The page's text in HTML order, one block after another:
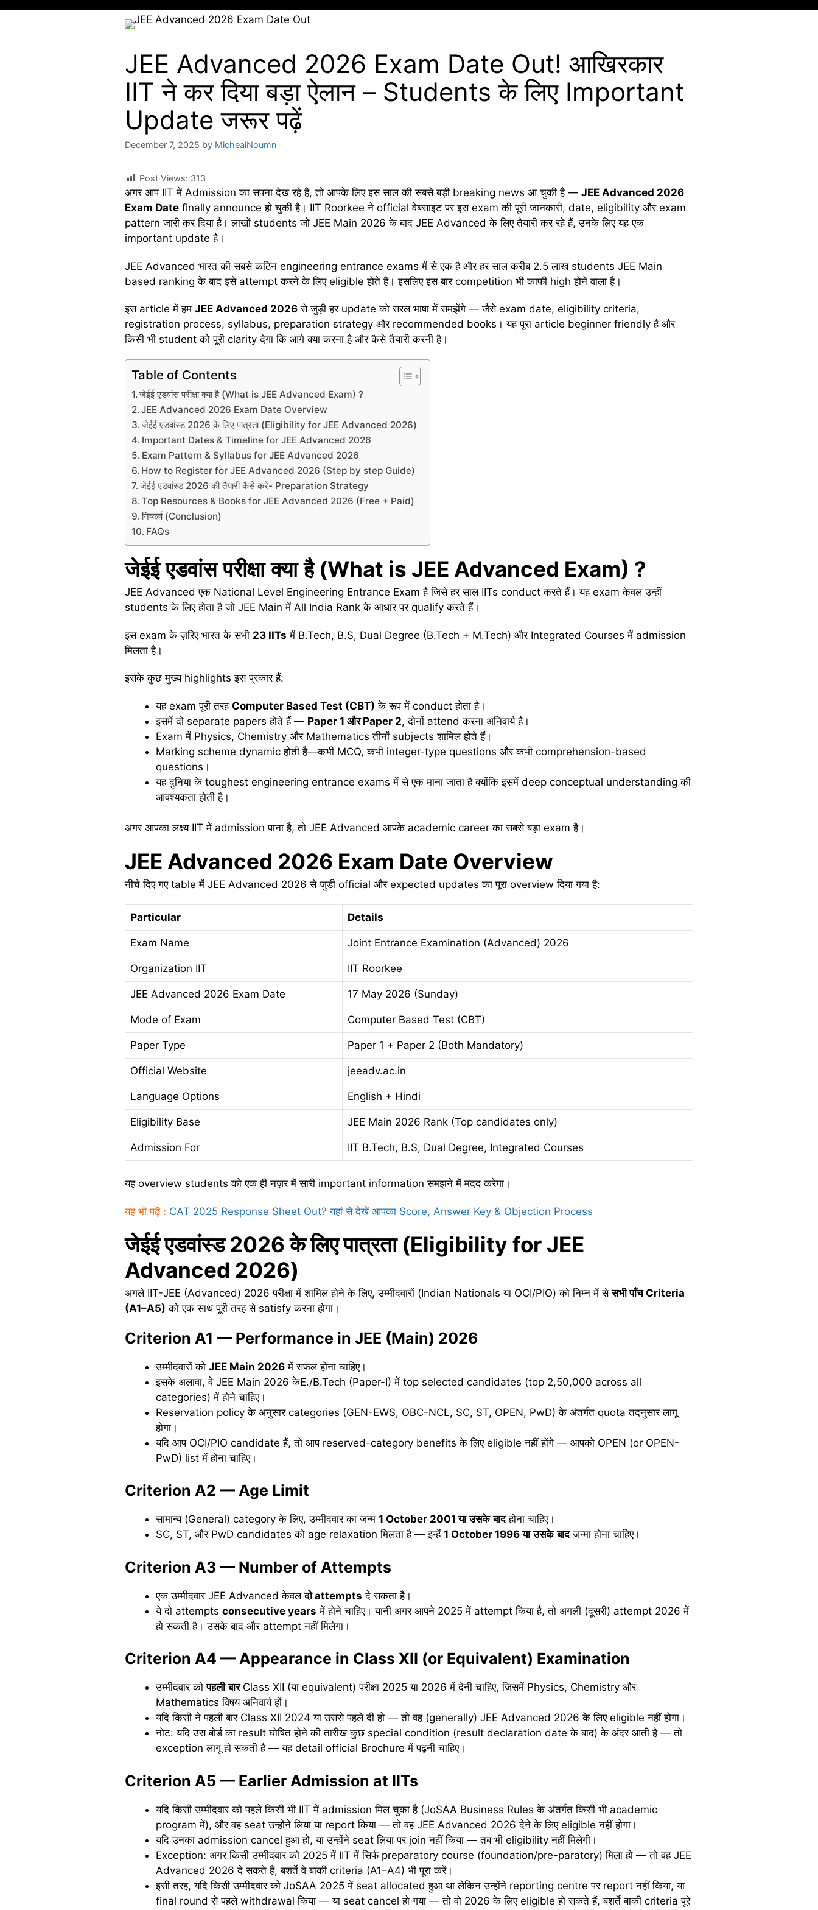
JEE Advanced 2026 Exam Date Out! आखिरकार
IIT ने कर दिया बड़ा ऐलान – Students के लिए Important
Update जरूर पढ़ें
December 7, 2025 by MichealNoumn
Post Views: 313
अगर आप IIT में Admission का सपना देख रहे हैं, तो आपके लिए इस साल की सबसे बड़ी breaking news आ चुकी है — JEE Advanced 2026
Exam Date finally announce हो चुकी है। IIT Roorkee ने official वेबसाइट पर इस exam की पूरी जानकारी, date, eligibility और exam
pattern जारी कर दिया है। लाखों students जो JEE Main 2026 के बाद JEE Advanced के लिए तैयारी कर रहे हैं, उनके लिए यह एक
important update है।
JEE Advanced भारत की सबसे कठिन engineering entrance exams में से एक है और हर साल करीब 2.5 लाख students JEE Main
based ranking के बाद इसे attempt करने के लिए eligible होते हैं। इसलिए इस बार competition भी काफी high होने वाला है।
इस article में हम JEE Advanced 2026 से जुड़ी हर update को सरल भाषा में समझेंगे — जैसे exam date, eligibility criteria,
registration process, syllabus, preparation strategy और recommended books। यह पूरा article beginner friendly है और
किसी भी student को पूरी clarity देगा कि आगे क्या करना है और कैसे तैयारी करनी है।
Table of Contents
जेईई एडवांस परीक्षा क्या है (What is JEE Advanced Exam) ?
JEE Advanced 2026 Exam Date Overview
जेईई एडवांस्ड 2026 के लिए पात्रता (Eligibility for JEE Advanced 2026)
Important Dates & Timeline for JEE Advanced 2026
Exam Pattern & Syllabus for JEE Advanced 2026
How to Register for JEE Advanced 2026 (Step by step Guide)
जेईई एडवांस्ड 2026 की तैयारी कैसे करें- Preparation Strategy
Top Resources & Books for JEE Advanced 2026 (Free + Paid)
निष्कर्ष (Conclusion)
FAQs
जेईई एडवांस परीक्षा क्या है (What is JEE Advanced Exam) ?
JEE Advanced एक National Level Engineering Entrance Exam है जिसे हर साल IITs conduct करते हैं। यह exam केवल उन्हीं
students के लिए होता है जो JEE Main में All India Rank के आधार पर qualify करते हैं।
इस exam के ज़रिए भारत के सभी 23 IITs में B.Tech, B.S, Dual Degree (B.Tech + M.Tech) और Integrated Courses में admission
मिलता है।
इसके कुछ मुख्य highlights इस प्रकार हैं:
यह exam पूरी तरह Computer Based Test (CBT) के रूप में conduct होता है।
इसमें दो separate papers होते हैं — Paper 1 औरPaper 2, दोनों attend करना अनिवार्य है।
Exam में Physics, Chemistry और Mathematics तीनों subjects शामिल होते हैं।
Marking scheme dynamic होती है—कभी MCQ, कभी integer-type questions और कभी comprehension-based
questions।
यह दुनिया के toughest engineering entrance exams में से एक माना जाता है क्योंकि इसमें deep conceptual understanding की
आवश्यकता होती है।
अगर आपका लक्ष्य IIT में admission पाना है, तो JEE Advanced आपके academic career का सबसे बड़ा exam है।
JEE Advanced 2026 Exam Date Overview
नीचे दिए गए table में JEE Advanced 2026 से जुड़ी official और expected updates का पूरा overview दिया गया है:
Particular Details
Exam Name Joint Entrance Examination (Advanced) 2026
Organization IIT IIT Roorkee
JEE Advanced 2026 Exam Date 17 May 2026 (Sunday)
Mode of Exam Computer Based Test (CBT)
Paper Type Paper 1 + Paper 2 (Both Mandatory)
Official Website jeeadv.ac.in
Language Options English + Hindi
Eligibility Base JEE Main 2026 Rank (Top candidates only)
Admission For IIT B.Tech, B.S, Dual Degree, Integrated Courses
यह overview students को एक ही नज़र में सारी important information समझने में मदद करेगा।
यह भी पढ़ें : CAT 2025 Response Sheet Out? यहां से देखें आपका Score, Answer Key & Objection Process
जेईईएडवांस्ड 2026केलिएपात्रता (Eligibility for JEE
Advanced 2026)
अगले IIT-JEE (Advanced) 2026 परीक्षा में शामिल होने के लिए, उम्मीदवारों (Indian Nationals या OCI/PIO) को निम्न में सेसभीपाँच Criteria
(A1–A5) को एक साथ पूरी तरह से satisfy करना होगा।
Criterion A1 — Performance in JEE (Main) 2026
उम्मीदवारों को JEE Main 2026 में सफल होना चाहिए।
इसके अलावा, वे JEE Main 2026 केE./B.Tech (Paper-I) में top selected candidates (top 2,50,000 across all
categories) में होने चाहिए।
Reservation policy के अनुसार categories (GEN-EWS, OBC-NCL, SC, ST, OPEN, PwD) के अंतर्गत quota तदनुसार लागू
होगा।
यदि आप OCI/PIO candidate हैं, तो आप reserved-category benefits के लिए eligible नहीं होंगे — आपको OPEN (or OPEN-
PwD) list में होना चाहिए।
Criterion A2 — Age Limit
सामान्य (General) category के लिए, उम्मीदवार का जन्म 1 October 2001या उसके बादहोना चाहिए।
SC, ST, और PwD candidates को age relaxation मिलता है — इन्हें 1 October 1996या उसके बादजन्मा होना चाहिए।
Criterion A3 — Number of Attempts
एक उम्मीदवार JEE Advanced केवलदोattempts दे सकता है।
ये दो attempts consecutive years में होने चाहिए। यानी अगर आपने 2025 में attempt किया है, तो अगली (दूसरी) attempt 2026 में
हो सकती है। उसके बाद और attempt नहीं मिलेगा।
Criterion A4 — Appearance in Class XII (or Equivalent) Examination
उम्मीदवार कोपहली बारClass XII (या equivalent) परीक्षा 2025 या 2026 में देनी चाहिए, जिसमें Physics, Chemistry और
Mathematics विषय अनिवार्य हों।
यदि किसी ने पहली बार Class XII 2024 या उससे पहले दी हो — तो वह (generally) JEE Advanced 2026 के लिए eligible नहीं होगा।
नोट: यदि उस बोर्ड का result घोषित होने की तारीख कुछ special condition (result declaration date के बाद) के अंदर आती है — तो
exception लागू हो सकती है — यह detail official Brochure में पढ़नी चाहिए।
Criterion A5 — Earlier Admission at IITs
यदि किसी उम्मीदवार को पहले किसी भी IIT में admission मिल चुका है (JoSAA Business Rules के अंतर्गत किसी भी academic
program में), और वह seat उन्होंने लिया या report किया — तो वह JEE Advanced 2026 देने के लिए eligible नहीं होगा।
यदि उनका admission cancel हुआ हो, या उन्होंने seat लिया पर join नहीं किया — तब भी eligibility नहीं मिलेगी।
Exception: अगर किसी उम्मीदवार को 2025 में IIT में सिर्फ preparatory course (foundation/pre-paratory) मिला हो — तो वह JEE
Advanced 2026 दे सकते हैं, बशर्ते वे बाकी criteria (A1–A4) भी पूरा करें।
इसी तरह, यदि किसी उम्मीदवार को JoSAA 2025 में seat allocated हुआ था लेकिन उन्होंने reporting centre पर report नहीं किया, या
final round से पहले withdrawal किया — या seat cancel हो गया — तो वो 2026 के लिए eligible हो सकते हैं, बशर्ते बाकी criteria पूरे